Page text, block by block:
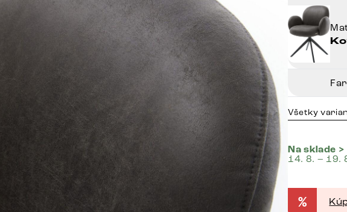
Všetky
Na sklade
14. 8. – 19.
%